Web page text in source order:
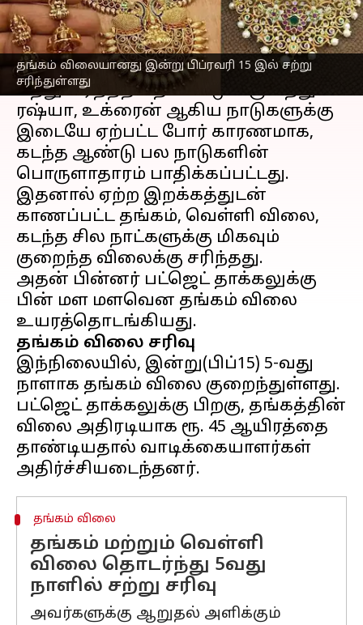
தங்கம் விலையானது இன்று பிப்ரவரி 15 இல் சற்று
சரிந்துள்ளது
செய்தி முன்னோட்டம்
தங்கம் விலையானது அடிக்கடி சரிவு
மற்றும் ஏற்றத்தை கண்டு வருகிறது.
ரஷ்யா, உக்ரைன் ஆகிய நாடுகளுக்கு
இடையே ஏற்பட்ட போர் காரணமாக,
கடந்த ஆண்டு பல நாடுகளின்
பொருளாதாரம் பாதிக்கப்பட்டது.
இதனால் ஏற்ற இறக்கத்துடன்
காணப்பட்ட தங்கம், வெள்ளி விலை,
கடந்த சில நாட்களுக்கு மிகவும்
குறைந்த விலைக்கு சரிந்தது.
அதன் பின்னர் பட்ஜெட் தாக்கலுக்கு
பின் மள மளவென தங்கம் விலை
தங்கம் விலை சரிவு
இந்நிலையில், இன்று(பிப்15) 5-வது
நாளாக தங்கம் விலை குறைந்துள்ளது.
பட்ஜெட் தாக்கலுக்கு பிறகு, தங்கத்தின்
விலை அதிரடியாக ரூ. 45 ஆயிரத்தை
தாண்டியதால் வாடிக்கையாளர்கள்
தங்கம் விலை
தங்கம் மற்றும் வெள்ளி
விலை தொடர்ந்து 5வது
நாளில் சற்று சரிவு
அவர்களுக்கு ஆறுதல் அளிக்கும்